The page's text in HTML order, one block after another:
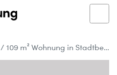
/ 109 m² Wohnung in Stadtbezirk 3